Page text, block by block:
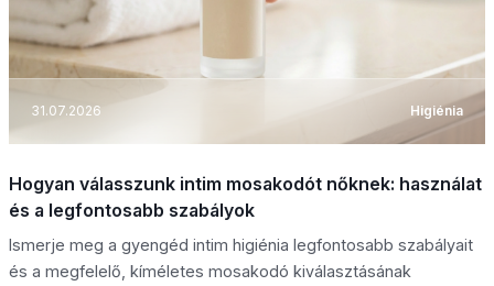
31.07.2026 Higiénia
Hogyan válasszunk intim mosakodót nőknek: használat
és a legfontosabb szabályok
Ismerje meg a gyengéd intim higiénia legfontosabb szabályait
és a megfelelő, kíméletes mosakodó kiválasztásának